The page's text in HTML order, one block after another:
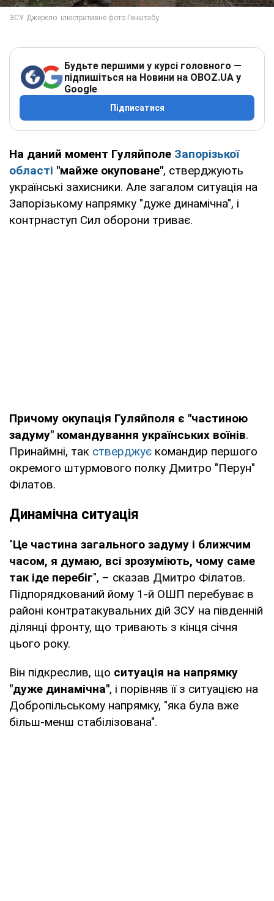
Будьте першими у курсі головного —
підпишіться на Новини на OBOZ.UA у
Google
Підписатися
На даний момент Гуляйполе Запорізької
області "майже окуповане", стверджують
українські захисники. Але загалом ситуація на
Запорізькому напрямку "дуже динамічна", і
контрнаступ Сил оборони триває.
Причому окупація Гуляйполя є "частиною
задуму" командування українських воїнів.
Принаймні, так стверджує командир першого
окремого штурмового полку Дмитро "Перун"
Філатов.
Динамічна ситуація
"Це частина загального задуму і ближчим
часом, я думаю, всі зрозуміють, чому саме
так іде перебіг", – сказав Дмитро Філатов.
Підпорядкований йому 1-й ОШП перебуває в
районі контратакувальних дій ЗСУ на південній
ділянці фронту, що тривають з кінця січня
цього року.
Він підкреслив, що ситуація на напрямку
"дуже динамічна", і порівняв її з ситуацією на
Добропільському напрямку, "яка була вже
більш-менш стабілізована".